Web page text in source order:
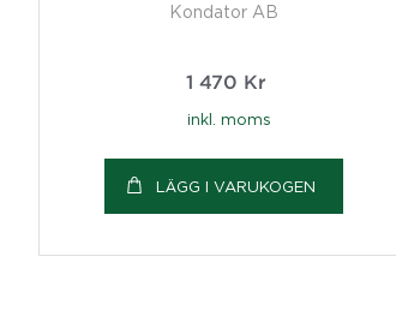
Kondator AB
1 470 Kr
inkl. moms
LÄGG I VARUKOGEN